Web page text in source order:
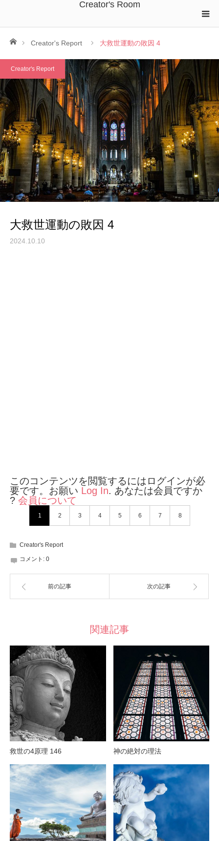
Creator's Room
ホームCreator's Report 大救世運動の敗因 4
Creator's Report
大救世運動の敗因 4
2024.10.10
このコンテンツを閲覧するにはログインが必
要です。お願い Log In. あなたは会員ですか
? 会員について
1 2 3 4 5 6 7 8
Creator's Report
コメント: 0
前の記事 次の記事
関連記事
救世の4原理 146 神の絶対の理法